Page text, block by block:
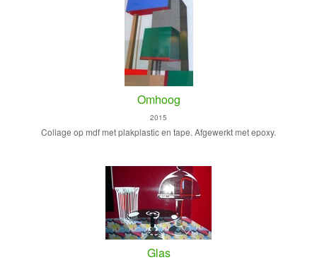
Omhoog
2015
Collage op mdf met plakplastic en tape. Afgewerkt met epoxy.
Glas